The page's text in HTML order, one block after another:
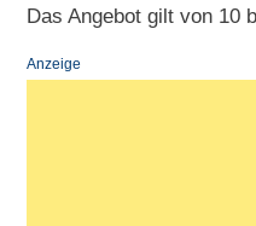
Das Angebot gilt von 10
Anzeige